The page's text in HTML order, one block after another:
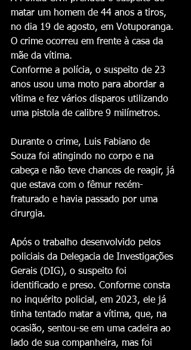
matar um homem de 44 anos a tiros,
no dia 19 de agosto, em Votuporanga.
O crime ocorreu em frente à casa da
mãe da vítima.
Conforme a polícia, o suspeito de 23
anos usou uma moto para abordar a
vítima e fez vários disparos utilizando
uma pistola de calibre 9 milímetros.
Durante o crime, Luis Fabiano de
Souza foi atingindo no corpo e na
cabeça e não teve chances de reagir, já
que estava com o fêmur recém-
fraturado e havia passado por uma
cirurgia.
Após o trabalho desenvolvido pelos
policiais da Delegacia de Investigações
Gerais (DIG), o suspeito foi
identificado e preso. Conforme consta
no inquérito policial, em 2023, ele já
tinha tentado matar a vítima, que, na
ocasião, sentou-se em uma cadeira ao
lado de sua companheira, mas foi